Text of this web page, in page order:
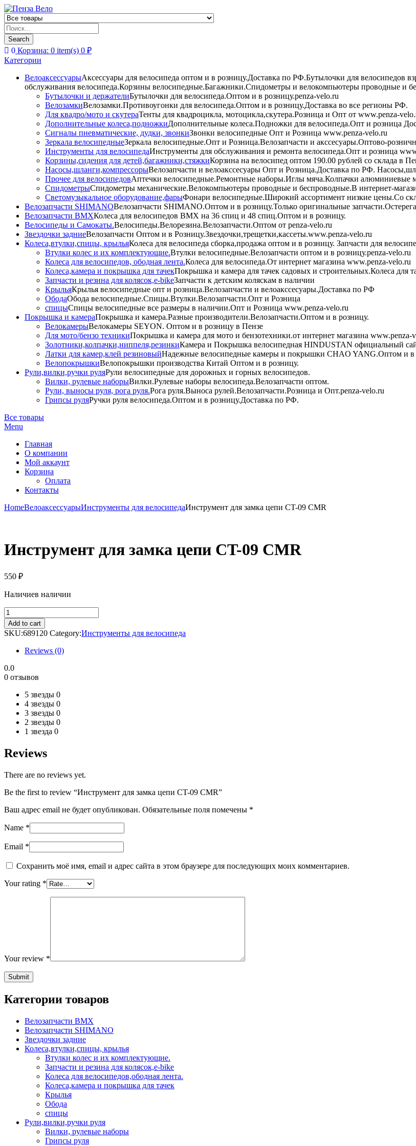
Products
search
Search
0 Корзина: 0 item(s) 0 ₽
Категории
ВелоаксессуарыАксессуары для велосипеда оптом и в розницу.Доставка по РФ.Бутылочки для велосипедов
обслуживания велосипеда.Корзины велосипедные.Багажники.Спидометры и велокомпьютеры проводные и
Бутылочки и держателиБутылочки для велосипеда.Оптом и в розницу.penza-velo.ru
ВелозамкиВелозамки.Противоугонки для велосипеда.Оптом и в розницу.Доставка во все регионы РФ.
Для квадро/мото и скутераТенты для квадроцикла, мотоцикла,скутера.Розница и Опт от www.penza-
Дополнительные колеса,подножкиДополнительные колеса.Подножки для велосипеда.Опт и розница
Сигналы пневматические, дудки, звонкиЗвонки велосипедные Опт и Розница www.penza-velo.ru
Зеркала велосипедныеЗеркала велосипедные.Опт и Розница.Велозапчасти и акссесуары.Оптово-
Инструменты для велосипедаИнструменты для обслуживания и ремонта велосипеда.Опт и розница
Корзины,сидения для детей,багажники,стяжкиКорзина на велосипед оптом 190.00 рублей со склада в
Насосы,шланги,компрессорыВелозапчасти и велоакссесуары Опт и Розница.Доставка по РФ.
Прочее для велосипедовАптечки велосипедные.Ремонтные наборы.Иглы мяча.Колпачки алюминиевые
СпидометрыСпидометры механические.Велокомпьютеры проводные и беспроводные.В интернет-
Светомузыкальное оборудование,фарыФонари велосипедные.Широкий ассортимент низкие цены.Со
Велозапчасти SHIMANOВелозапчасти SHIMANO.Оптом и в розницу.Только оригинальные
Велозапчасти BMXКолеса для велосипедов BMX на 36 спиц и 48 спиц.Оптом и в розницу.
Велосипеды и Самокаты.Велосипеды.Велорезина.Велозапчасти.Оптом от penza-velo.ru
Звездочки задниеВелозапчасти Оптом и в Розницу.Звездочки,трещетки,кассеты.www.penza-velo.ru
Колеса,втулки,спицы, крыльяКолеса для велосипеда сборка,продажа оптом и в розницу. Запчасти для
Втулки колес и их комплектующие.Втулки велосипедные.Велозапчасти оптом и в розницу.penza-velo.ru
Колеса для велосипедов, ободная лента.Колеса для велосипеда.От интернет магазина www.penza-velo.ru
Колеса,камера и покрышка для тачекПокрышка и камера для тачек садовых и строительных.Колеса для
Запчасти и резина для колясок,e-bikeЗапчасти к детским коляскам в наличии
КрыльяКрылья велосипедные опт и розница.Велозапчасти и велоакссесуары.Доставка по РФ
ОбодаОбода велосипедные.Спицы.Втулки.Велозапчасти.Опт и Розница
спицыСпицы велосипедные все размеры в наличии.Опт и Розница www.penza-velo.ru
Покрышка и камераПокрышка и камера.Разные производители.Велозапчасти.Оптом и в розницу.
ВелокамерыВелокамеры SEYON. Оптом и в розницу в Пензе
Для мото/бензо техникиПокрышка и камера для мото и бензотехники.от интернет магазина www.penza-
Золотники,колпачки,ниппеля,резинкиКамера и Покрышка велосипедная HINDUSTAN официальный
Латки для камер,клей резиновыйНадежные велосипедные камеры и покрышки CHAO YANG.Оптом и в
ВелопокрышкиВелопокрышки производства Китай Оптом и в розницу.
Рули,вилки,ручки руляРули велосипедные для дорожных и горных велосипедов.
Вилки, рулевые наборыВилки.Рулевые наборы велосипеда.Велозапчасти оптом.
Рули, выносы руля, рога руля.Рога руля.Выноса рулей.Велозапчасти.Розница и Опт.penza-velo.ru
Грипсы руляРучки руля велосипеда.Оптом и в розницу.Доставка по РФ.
Все товары
Menu
Главная
О компании
Мой аккаунт
Корзина
Оплата
Контакты
HomeВелоаксессуарыИнструменты для велосипедаИнструмент для замка цепи CT-09 CMR
Инструмент для замка цепи CT-09 CMR
550 ₽
Наличиев наличии
Инструмент
для
замка
цепи
CMR
quantity
Add to cart
SKU:689120 Category:Инструменты для велосипеда
Reviews (0)
0.0
0 отзывов
5 звезды 0
4 звезды 0
3 звезды 0
2 звезды 0
1 звезда 0
Reviews
There are no reviews yet.
Be the first to review “Инструмент для замка цепи CT-09 CMR”
Ваш адрес email не будет опубликован. Обязательные поля помечены *
Name *
Email *
Сохранить моё имя, email и адрес сайта в этом браузере для последующих моих комментариев.
Your rating *
Your review *
Категории товаров
Велозапчасти BMX
Велозапчасти SHIMANO
Звездочки задние
Колеса,втулки,спицы, крылья
Втулки колес и их комплектующие.
Запчасти и резина для колясок,e-bike
Колеса для велосипедов,ободная лента.
Колеса,камера и покрышка для тачек
Крылья
Обода
спицы
Рули,вилки,ручки руля
Вилки, рулевые наборы
Грипсы руля